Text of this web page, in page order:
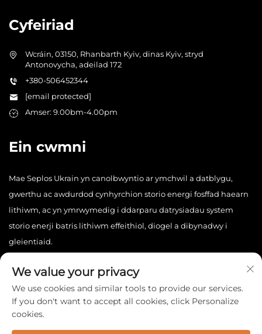
Cyfeiriad
Wcráin, 03150, Rhanbarth Kyiv, dinas Kyiv, stryd
Antonovycha, adeilad 172
+380-506452344
[email protected]
Amser: 9.00bm-4.00pm
Ein cwmni
Mae Seplos Ukrain yn canolbwyntio ar ymchwil a datblygu,
gwerthu ac awdurdod cynhyrchion storio energi fosffad haearn
lithiwm, ac yn ymrwymedig i ddarparu datrysiadau system
storio enerji batris lithiwm effeithiol, diogel a dibynadwy i
gleientiaid.
Hawlfraint © 2025 China Seplos Ukrain Technology Co., Ltd.
We value your privacy
We use cookies and similar tools to provide our services.
If you don't want to accept all cookies, click Personalize
cookies.